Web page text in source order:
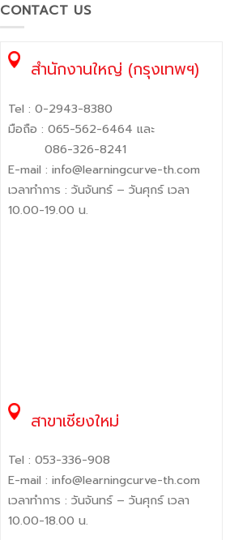
CONTACT US
สำนักงานใหญ่ (กรุงเทพฯ)
Tel : 0-2943-8380
มือถือ : 065-562-6464 และ
086-326-8241
E-mail : info@learningcurve-th.com
เวลาทำการ : วันจันทร์ – วันศุกร์ เวลา
10.00-19.00 น.
สาขาเชียงใหม่
Tel : 053-336-908
E-mail : info@learningcurve-th.com
เวลาทำการ : วันจันทร์ – วันศุกร์ เวลา
10.00-18.00 น.